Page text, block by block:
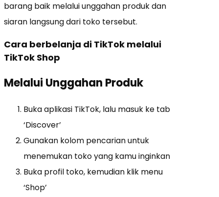
barang baik melalui unggahan produk dan
siaran langsung dari toko tersebut.
Cara berbelanja di TikTok melalui
TikTok Shop
Melalui Unggahan Produk
Buka aplikasi TikTok, lalu masuk ke tab
‘Discover’
Gunakan kolom pencarian untuk
menemukan toko yang kamu inginkan
Buka profil toko, kemudian klik menu
‘Shop’